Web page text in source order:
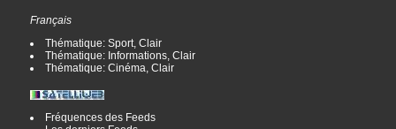
Français
Thématique: Sport, Clair
Thématique: Informations, Clair
Thématique: Cinéma, Clair
Fréquences des Feeds